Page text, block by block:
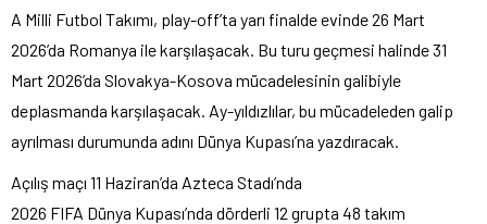
A Milli Futbol Takımı, play-off’ta yarı finalde evinde 26 Mart
2026’da Romanya ile karşılaşacak. Bu turu geçmesi halinde 31
Mart 2026’da Slovakya-Kosova mücadelesinin galibiyle
deplasmanda karşılaşacak. Ay-yıldızlılar, bu mücadeleden galip
ayrılması durumunda adını Dünya Kupası’na yazdıracak.
Açılış maçı 11 Haziran’da Azteca Stadı’nda
2026 FIFA Dünya Kupası’nda dörderli 12 grupta 48 takım